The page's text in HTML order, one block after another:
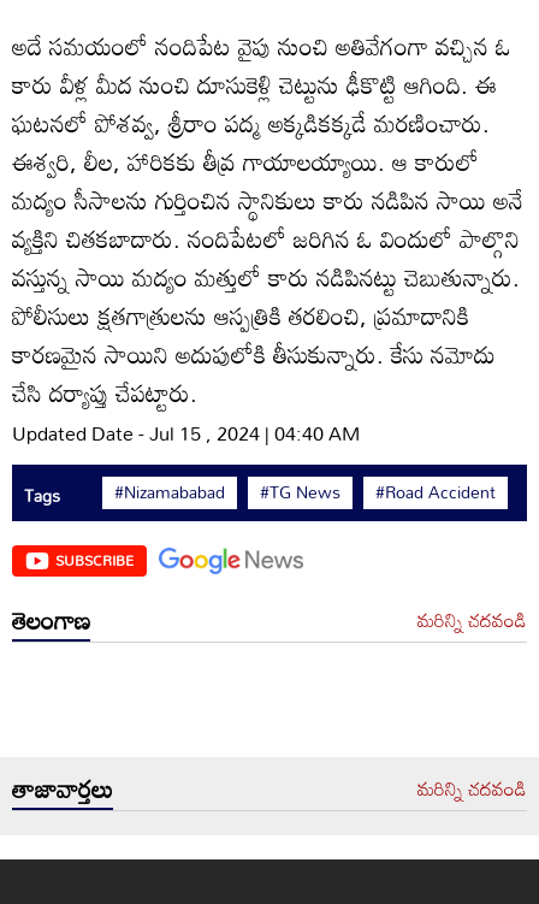
అదే సమయంలో నందిపేట వైపు నుంచి అతివేగంగా వచ్చిన ఓ
కారు వీళ్ల మీద నుంచి దూసుకెళ్లి చెట్టును ఢీకొట్టి ఆగింది. ఈ
ఘటనలో పోశవ్వ, శ్రీరాం పద్మ అక్కడికక్కడే మరణించారు.
ఈశ్వరి, లీల, హారికకు తీవ్ర గాయాలయ్యాయి. ఆ కారులో
మద్యం సీసాలను గుర్తించిన స్థానికులు కారు నడిపిన సాయి అనే
వ్యక్తిని చితకబాదారు. నందిపేటలో జరిగిన ఓ విందులో పాల్గొని
వస్తున్న సాయి మద్యం మత్తులో కారు నడిపినట్టు చెబుతున్నారు.
పోలీసులు క్షతగాత్రులను ఆస్పత్రికి తరలించి, ప్రమాదానికి
కారణమైన సాయిని అదుపులోకి తీసుకున్నారు. కేసు నమోదు
చేసి దర్యాప్తు చేపట్టారు.
Updated Date - Jul 15 , 2024 | 04:40 AM
Tags #Nizamababad #TG News #Road Accident
SUBSCRIBE
తెలంగాణ మరిన్ని చదవండి
తాజావార్తలు మరిన్ని చదవండి